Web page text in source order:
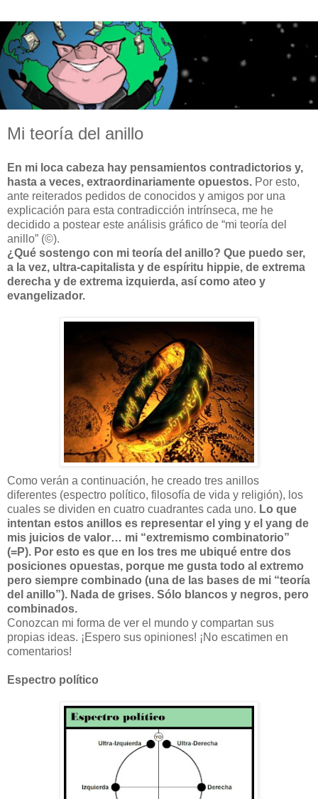
Mi teoría del anillo
En mi loca cabeza hay pensamientos contradictorios y,
hasta a veces, extraordinariamente opuestos. Por esto,
ante reiterados pedidos de conocidos y amigos por una
explicación para esta contradicción intrínseca, me he
decidido a postear este análisis gráfico de “mi teoría del
anillo” (©).
¿Qué sostengo con mi teoría del anillo? Que puedo ser,
a la vez, ultra-capitalista y de espíritu hippie, de extrema
derecha y de extrema izquierda, así como ateo y
evangelizador.
Como verán a continuación, he creado tres anillos
diferentes (espectro político, filosofía de vida y religión), los
cuales se dividen en cuatro cuadrantes cada uno. Lo que
intentan estos anillos es representar el ying y el yang de
mis juicios de valor… mi “extremismo combinatorio”
(=P). Por esto es que en los tres me ubiqué entre dos
posiciones opuestas, porque me gusta todo al extremo
pero siempre combinado (una de las bases de mi “teoría
del anillo”). Nada de grises. Sólo blancos y negros, pero
combinados.
Conozcan mi forma de ver el mundo y compartan sus
propias ideas. ¡Espero sus opiniones! ¡No escatimen en
comentarios!
Espectro político